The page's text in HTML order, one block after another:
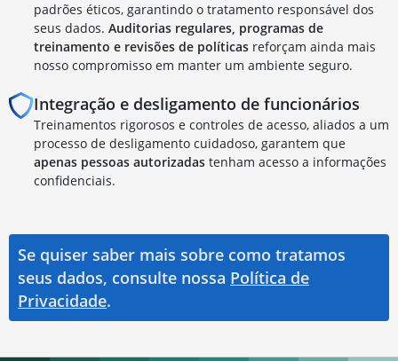
padrões éticos, garantindo o tratamento responsável dos
seus dados. Auditorias regulares, programas de
treinamento e revisões de políticas reforçam ainda mais
nosso compromisso em manter um ambiente seguro.
Integração e desligamento de funcionários
Treinamentos rigorosos e controles de acesso, aliados a um
processo de desligamento cuidadoso, garantem que
apenas pessoas autorizadas tenham acesso a informações
confidenciais.
Se quiser saber mais sobre como tratamos
seus dados, consulte nossa Política de
Privacidade.